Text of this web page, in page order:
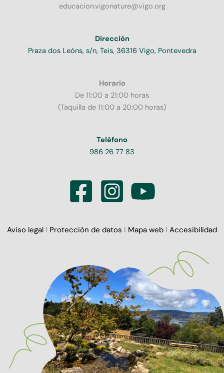
educacion.vigonature@vigo.org
Dirección
Praza dos Leóns, s/n, Teis, 36316 Vigo, Pontevedra
Horario
De 11:00 a 21:00 horas
(Taquilla de 11:00 a 20:00 horas)
Teléfono
986 26 77 83
Aviso legal I Protección de datos I Mapa web I Accesibilidad